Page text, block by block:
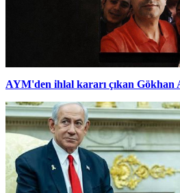
AYM'den ihlal kararı çıkan Gökhan